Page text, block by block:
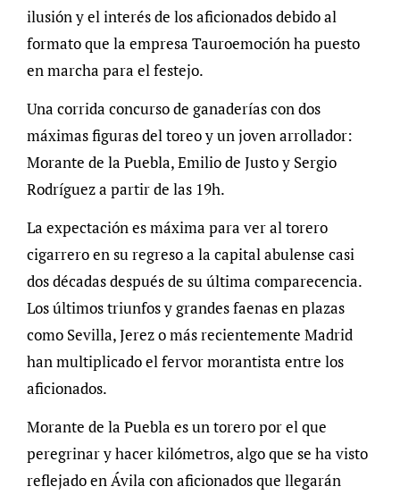
ilusión y el interés de los aficionados debido al
formato que la empresa Tauroemoción ha puesto
en marcha para el festejo.
Una corrida concurso de ganaderías con dos
máximas figuras del toreo y un joven arrollador:
Morante de la Puebla, Emilio de Justo y Sergio
Rodríguez a partir de las 19h.
La expectación es máxima para ver al torero
cigarrero en su regreso a la capital abulense casi
dos décadas después de su última comparecencia.
Los últimos triunfos y grandes faenas en plazas
como Sevilla, Jerez o más recientemente Madrid
han multiplicado el fervor morantista entre los
aficionados.
Morante de la Puebla es un torero por el que
peregrinar y hacer kilómetros, algo que se ha visto
reflejado en Ávila con aficionados que llegarán